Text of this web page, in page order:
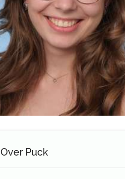
Over Puck